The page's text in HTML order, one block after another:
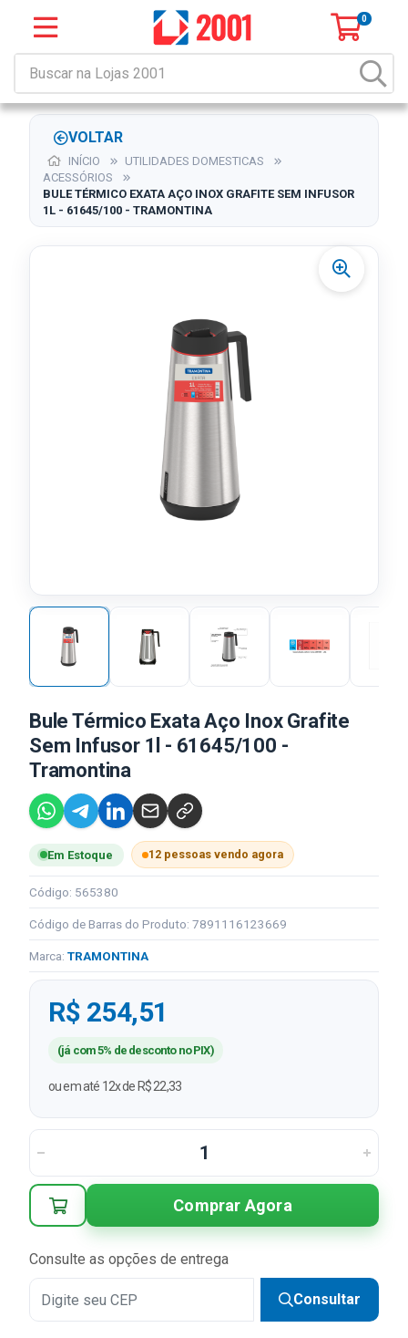
0
VOLTAR
INÍCIO
UTILIDADES DOMESTICAS
ACESSÓRIOS
BULE TÉRMICO EXATA AÇO INOX GRAFITE SEM INFUSOR
1L - 61645/100 - TRAMONTINA
Bule Térmico Exata Aço Inox Grafite
Sem Infusor 1l - 61645/100 -
Tramontina
Em Estoque 12 pessoas vendo agora
Código: 565380
Código de Barras do Produto: 7891116123669
Marca: TRAMONTINA
R$ 254,51
(já com 5% de desconto no PIX)
ou em até 12x de R$ 22,33
Comprar Agora
Consulte as opções de entrega
Consultar